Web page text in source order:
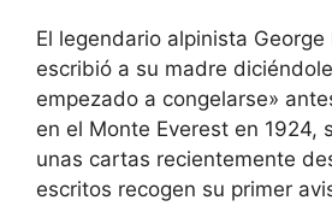
El legendario alpinista George
escribió a su madre
empezado a congelarse»
en el Monte Everest en 1924,
unas cartas recientemente
escritos recogen su primer